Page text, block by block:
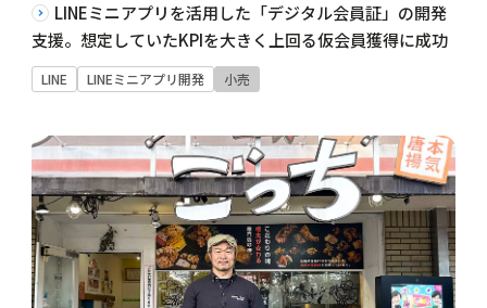
LINEミニアプリを活用した「デジタル会員証」の開発
支援。想定していたKPIを大きく上回る仮会員獲得に成功
LINE LINEミニアプリ開発 小売